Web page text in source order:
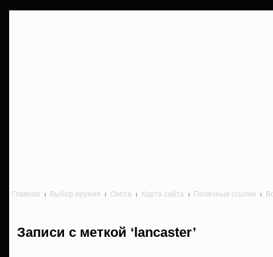
Главная Выбор оружия Охота Карта сайта Полезные ссылки
Записи с меткой ‘lancaster’